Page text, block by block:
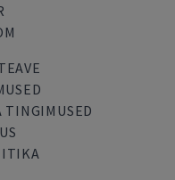
TINGIMUSED